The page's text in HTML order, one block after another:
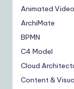
Animated
ArchiMate
BPMN
C4 Model
Cloud
Content &